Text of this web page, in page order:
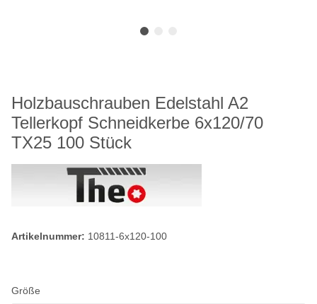
Holzbauschrauben Edelstahl A2
Tellerkopf Schneidkerbe 6x120/70
TX25 100 Stück
Artikelnummer: 10811-6x120-100
Größe